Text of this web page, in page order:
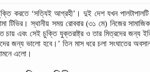
চুক্তি করতে ‘সত্যিই আগ্রহী’। দুই দেশ যখন
স্থানীয় সময় রোববার (৩১ মে) নিজের
চায় এবং সেই চুক্তি যুক্তরাষ্ট্র ও তার মিত্রদের জন্য
জন্য ভালো হবে।’ তিন মাস ধরে চলা সংঘাতের অবসান
এলো।